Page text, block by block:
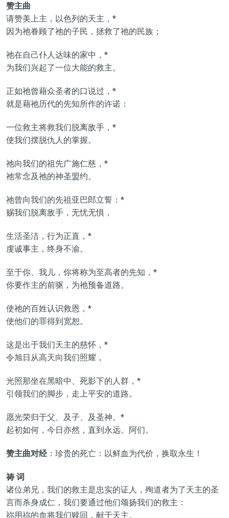
赞主曲
请赞美上主，以色列的天主，*
因为祂眷顾了祂的子民，拯救了祂的民族；
祂在自己仆人达味的家中，*
为我们兴起了一位大能的救主。
正如祂曾藉众圣者的口说过，*
就是藉祂历代的先知所作的许诺：
一位救主将救我们脱离敌手，*
使我们摆脱仇人的掌握。
祂向我们的祖先广施仁慈，*
祂常念及祂的神圣盟约。
祂曾向我们的先祖亚巴郎立誓：*
赐我们脱离敌手，无忧无惧，
生活圣洁，行为正直，*
虔诚事主，终身不渝。
至于你、我儿，你将称为至高者的先知，*
你要作主的前驱，为祂预备道路。
使祂的百姓认识救恩，*
使他们的罪得到宽恕。
这是出于我们天主的慈怀，*
令旭日从高天向我们照耀，
光照那坐在黑暗中、死影下的人群，*
引领我们的脚步，走上平安的道路。
愿光荣归于父、及子、及圣神。*
起初如何，今日亦然，直到永远。阿们。
赞主曲对经：珍贵的死亡：以鲜血为代价，换取永生！
祷 词
诸位弟兄，我们的救主是忠实的证人，殉道者为了天主的圣
言而杀身成仁，我们要通过他们颂扬我们的救主：
祢用祢的血将我们赎回，献于天主。